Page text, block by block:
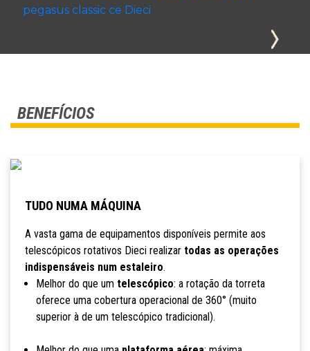
BENEFÍCIOS
TUDO NUMA MÁQUINA
A vasta gama de equipamentos disponíveis permite aos
telescópicos rotativos Dieci realizar todas as operações
indispensáveis num estaleiro.
Melhor do que um telescópico: a rotação da torreta
oferece uma cobertura operacional de 360° (muito
superior à de um telescópico tradicional).